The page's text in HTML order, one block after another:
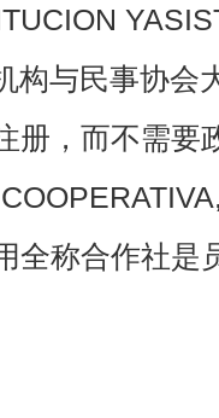
构与民事协会
册，而不需要
全称合作社是